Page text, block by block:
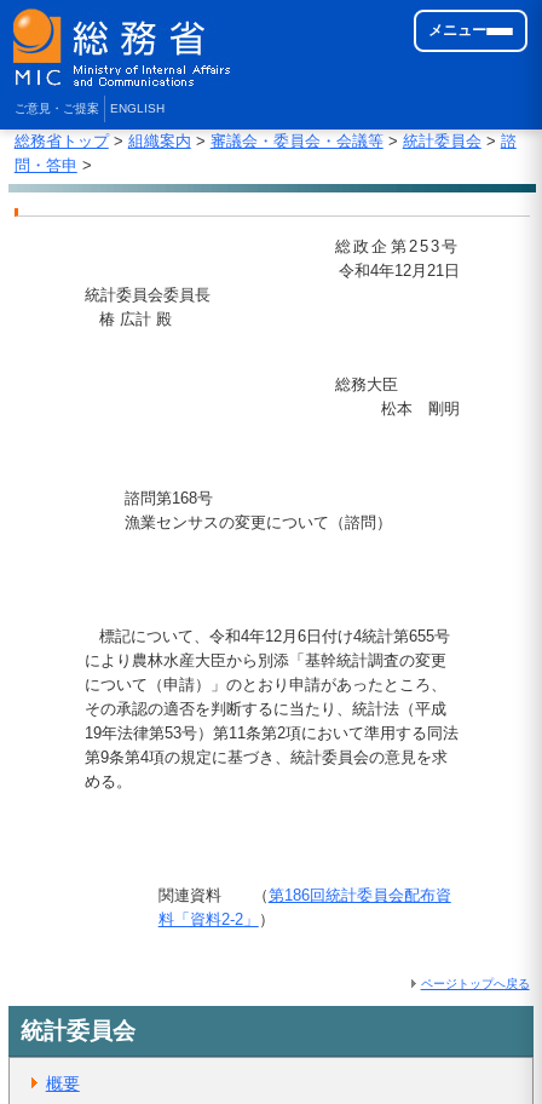
ご意見・ご提案 ENGLISH
メニュー
総務省トップ> 組織案内 > 審議会・委員会・会議等> 統計委員会 > 諮
問・答申 >
総政企第253号
令和4年12月21日
統計委員会委員長
椿 広計 殿
総務大臣
松本 剛明
諮問第168号
漁業センサスの変更について（諮問）
標記について、令和4年12月6日付け4統計第655号
により農林水産大臣から別添「基幹統計調査の変更
について（申請）」のとおり申請があったところ、
その承認の適否を判断するに当たり、統計法（平成
19年法律第53号）第11条第2項において準用する同法
第9条第4項の規定に基づき、統計委員会の意見を求
める。
関連資料 （第186回統計委員会配布資
料「資料2-2」 ）
ページトップへ戻る
統計委員会
概要